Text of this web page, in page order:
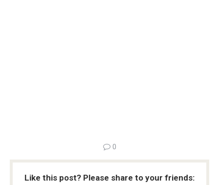
0
Like this post? Please share to your friends: